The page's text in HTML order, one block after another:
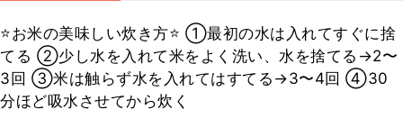
⭐️お米の美味しい炊き方⭐️ ①最初の水は入れてすぐに捨
てる ②少し水を入れて米をよく洗い、水を捨てる→2〜
3回 ③米は触らず水を入れてはすてる→3〜4回 ④30
分ほど吸水させてから炊く